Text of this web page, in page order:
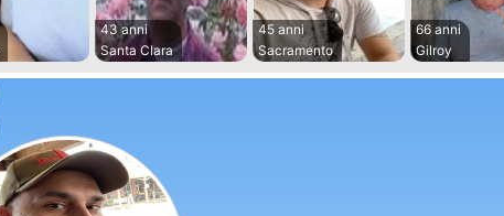
43 anni
Santa Clara
45 anni
Sacramento
66 anni
Gilroy